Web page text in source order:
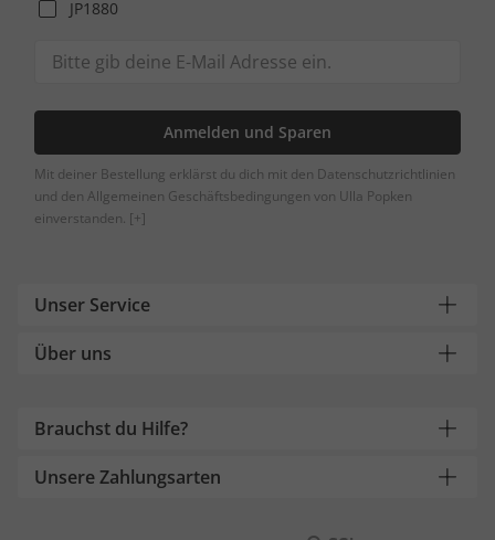
JP1880
Anmelden und Sparen
Mit deiner Bestellung erklärst du dich mit den Datenschutzrichtlinien
und den Allgemeinen Geschäftsbedingungen von Ulla Popken
einverstanden. [+]
Unser Service
Über uns
Brauchst du Hilfe?
Unsere Zahlungsarten